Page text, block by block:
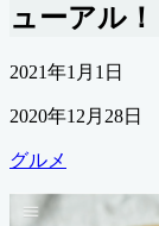
ューアル！
公
日
2021年1月1日
最
更
新
日
2020年12月28日
カ
ゴ
グルメ